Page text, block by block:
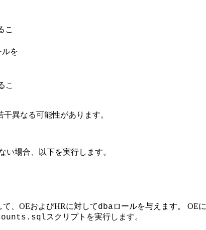
こ
ルを
こ
異なる可能性があります。
い場合、以下を実行します。
、OEおよびHRに対してdba ロールを与えます。 OEに
スクリプトを実行します。